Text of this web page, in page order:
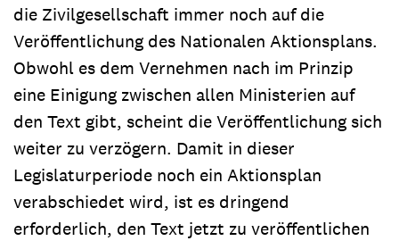
die Zivilgesellschaft immer noch auf die
Veröffentlichung des Nationalen Aktionsplans.
Obwohl es dem Vernehmen nach im Prinzip
eine Einigung zwischen allen Ministerien auf
den Text gibt, scheint die Veröffentlichung sich
weiter zu verzögern. Damit in dieser
Legislaturperiode noch ein Aktionsplan
verabschiedet wird, ist es dringend
erforderlich, den Text jetzt zu veröffentlichen